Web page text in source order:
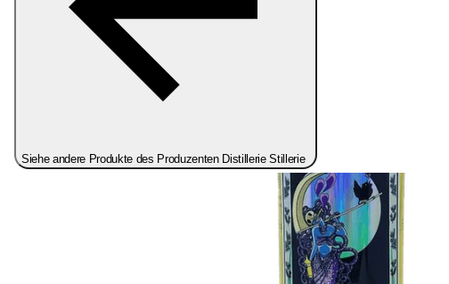
Siehe andere Produkte des Produzenten Distillerie Stillerie